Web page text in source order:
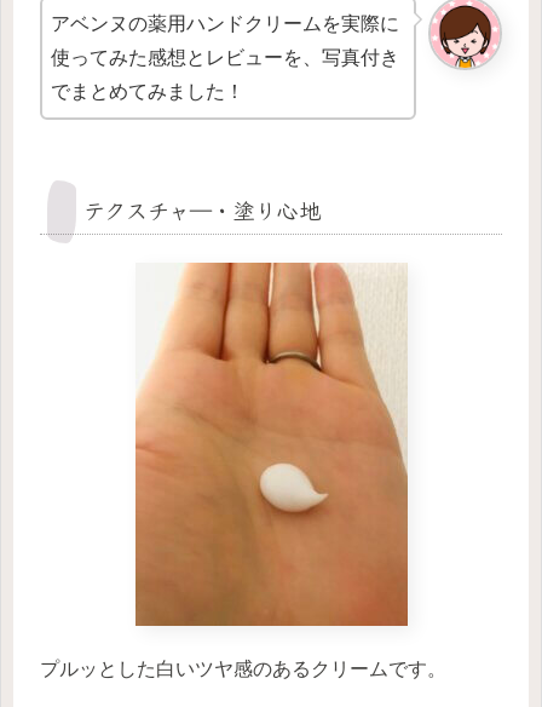
アベンヌの薬用ハンドクリームを実際に
使ってみた感想とレビューを、写真付き
でまとめてみました！
テクスチャ―・塗り心地
プルッとした白いツヤ感のあるクリームです。